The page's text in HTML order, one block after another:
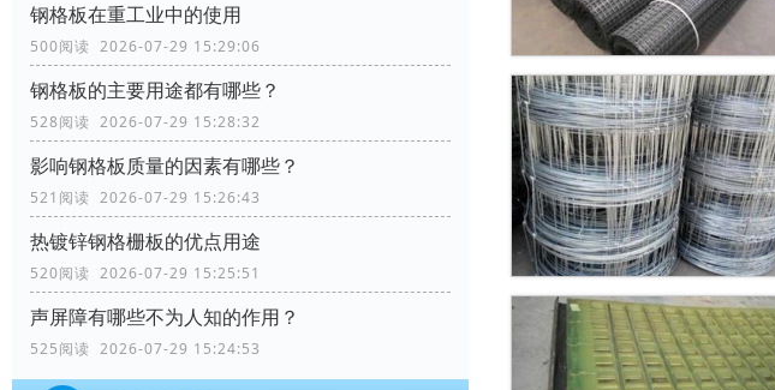
钢格板在重工业中的使用
500阅读 2026-07-29 15:29:06
钢格板的主要用途都有哪些？
528阅读 2026-07-29 15:28:32
影响钢格板质量的因素有哪些？
521阅读 2026-07-29 15:26:43
热镀锌钢格栅板的优点用途
520阅读 2026-07-29 15:25:51
声屏障有哪些不为人知的作用？
525阅读 2026-07-29 15:24:53